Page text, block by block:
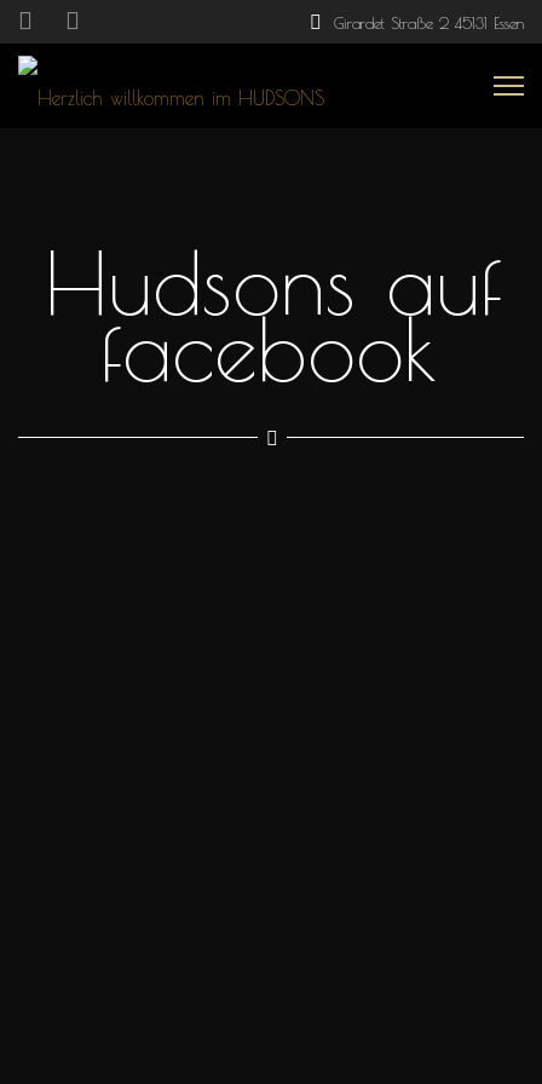
Girardet Straße 2 45131 Essen
Hudsons auf
facebook